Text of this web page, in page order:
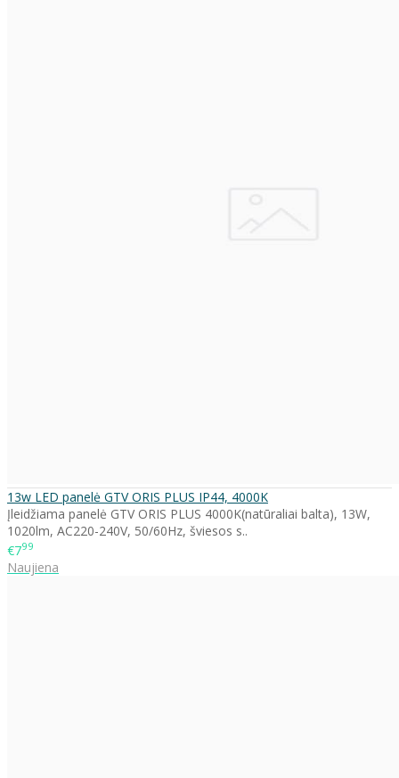
13w LED panelė GTV ORIS PLUS IP44, 4000K
Įleidžiama panelė GTV ORIS PLUS 4000K(natūraliai balta), 13W,
1020lm, AC220-240V, 50/60Hz, šviesos s..
€799
Naujiena